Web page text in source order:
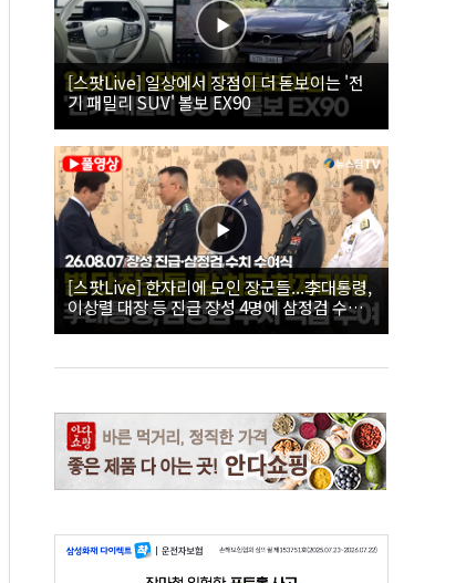
[스팟Live] 일상에서 장점이 더 돋보이는 '전
기 패밀리 SUV' 볼보 EX90
[스팟Live] 한자리에 모인 장군들...李대통령,
이상렬 대장 등 진급 장성 4명에 삼정검 수치
직접 수여｜26.08.07 장성 진급·삼정검 수치